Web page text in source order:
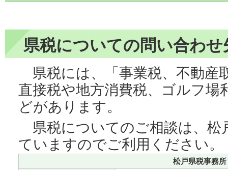
県税についての問い合わせ
県税には、「事業税、不動産
直接税や地方消費税、ゴルフ場
どがあります。
県税についてのご相談は、松
ていますのでご利用ください。
松戸県税事務所